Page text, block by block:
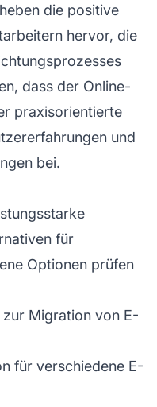
die positive
hervor, die
dass der Online-
praxisorientierte
und
bei.
für
Optionen prüfen
zur Migration von E-
für verschiedene E-